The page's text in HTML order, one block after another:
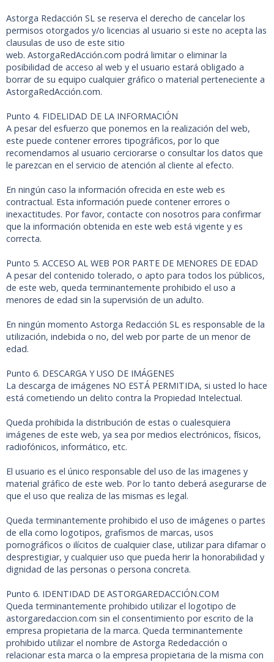
Astorga Redacción SL se reserva el derecho de cancelar los
permisos otorgados y/o licencias al usuario si este no acepta las
clausulas de uso de este sitio
web. AstorgaRedAcción.com podrá limitar o eliminar la
posibilidad de acceso al web y el usuario estará obligado a
borrar de su equipo cualquier gráfico o material perteneciente a
AstorgaRedAcción.com.
Punto 4. FIDELIDAD DE LA INFORMACIÓN
A pesar del esfuerzo que ponemos en la realización del web,
este puede contener errores tipográficos, por lo que
recomendamos al usuario cerciorarse o consultar los datos que
le parezcan en el servicio de atención al cliente al efecto.
En ningún caso la información ofrecida en este web es
contractual. Esta información puede contener errores o
inexactitudes. Por favor, contacte con nosotros para confirmar
que la información obtenida en este web está vigente y es
correcta.
Punto 5. ACCESO AL WEB POR PARTE DE MENORES DE EDAD
A pesar del contenido tolerado, o apto para todos los públicos,
de este web, queda terminantemente prohibido el uso a
menores de edad sin la supervisión de un adulto.
En ningún momento Astorga Redacción SL es responsable de la
utilización, indebida o no, del web por parte de un menor de
edad.
Punto 6. DESCARGA Y USO DE IMÁGENES
La descarga de imágenes NO ESTÁ PERMITIDA, si usted lo hace
está cometiendo un delito contra la Propiedad Intelectual.
Queda prohibida la distribución de estas o cualesquiera
imágenes de este web, ya sea por medios electrónicos, físicos,
radiofónicos, informático, etc.
El usuario es el único responsable del uso de las imagenes y
material gráfico de este web. Por lo tanto deberá asegurarse de
que el uso que realiza de las mismas es legal.
Queda terminantemente prohibido el uso de imágenes o partes
de ella como logotipos, grafismos de marcas, usos
pornográficos o ilícitos de cualquier clase, utilizar para difamar o
desprestigiar, y cualquier uso que pueda herir la honorabilidad y
dignidad de las personas o persona concreta.
Punto 6. IDENTIDAD DE ASTORGAREDACCIÓN.COM
Queda terminantemente prohibido utilizar el logotipo de
astorgaredaccion.com sin el consentimiento por escrito de la
empresa propietaria de la marca. Queda terminantemente
prohibido utilizar el nombre de Astorga Rededacción o
relacionar esta marca o la empresa propietaria de la misma con